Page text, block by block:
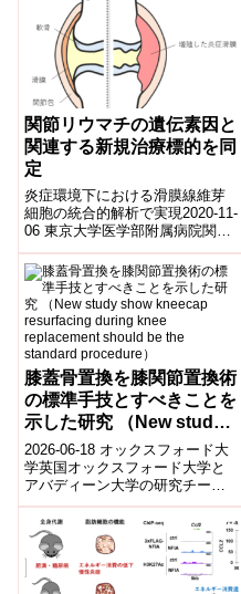
は、腸...
関節リウマチの遺伝素因と
関連する新規治療標的を同
定
炎症環境下における滑膜線維芽
細胞の統合的解析で実現2020-11-
06 東京大学医学部附属病院関節
リウマチは、持続的な滑膜の炎
症が関節破壊をもたらす代表的
な自己...
膝蓋骨置換を膝関節置換術
の標準手技とすべきことを
示した研究 （New study
show kneecap
resurfacing during knee
replacement should be
the standard
procedure）
2026-06-18 オックスフォード大
学英国オックスフォード大学と
アバディーン大学の研究チーム
は、人工膝関節全置換術
（TKA）における膝蓋骨（膝の
お皿）の表面...